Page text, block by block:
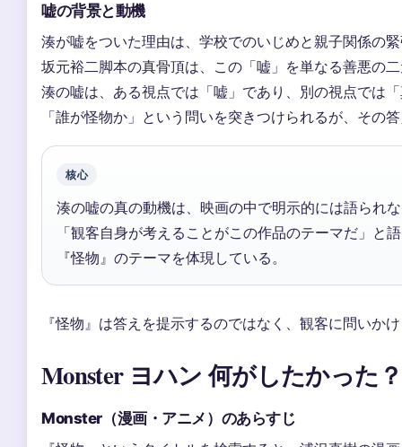
嘘の背景と動機
湊が嘘をついた理由は、学校でのいじめと親子関係の
坂元裕二脚本の真骨頂は、この「嘘」を単なる善悪の
湊の嘘は、ある視点では「嘘」であり、別の視点では
「誰が怪物か」という問いを突きつけられるが、その
核心
湊の嘘の真の動機は、映画の中で明示的には語られ
「観客自身が考えることがこの作品のテーマだ」と
『怪物』のテーマを体現している。
『怪物』は答えを提示するのではなく、観客に問いか
Monster ヨハン 何がしたかった？
Monster（漫画・アニメ）のあらすじ